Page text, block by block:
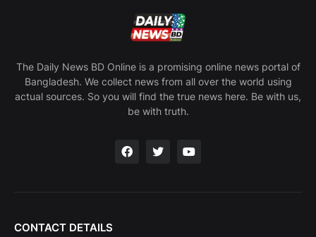
The Daily News BD Online is a promising online news portal of
Bangladesh. We collect news from all over the world using
actual sources. So you will find the true news here. Be with us,
be with truth.
CONTACT DETAILS